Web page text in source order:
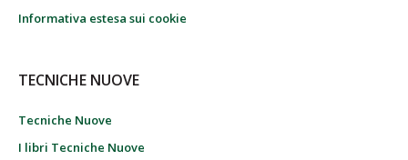
Informativa estesa sui cookie
TECNICHE NUOVE
Tecniche Nuove
I libri Tecniche Nuove